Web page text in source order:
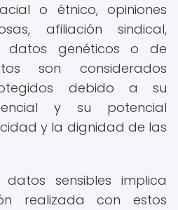
o étnico, opiniones
afiliación sindical,
datos genéticos o de
son considerados
debido a su
y su potencial
y la dignidad de las
sensibles implica
realizada con estos